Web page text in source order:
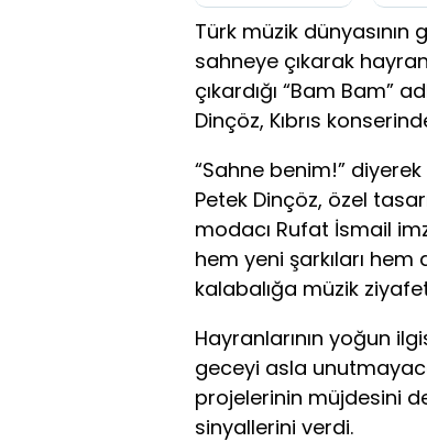
Türk müzik dünyasının
sahneye çıkarak
çıkardığı “Bam Bam”
Dinçöz, Kıbrıs
“Sahne benim!” diyerek
Petek Dinçöz, özel
modacı Rufat İsmail
hem yeni şarkıları
kalabalığa müzik
Hayranlarının yoğun
geceyi asla
projelerinin müjdesini
sinyallerini verdi.